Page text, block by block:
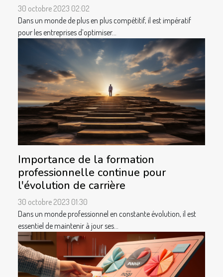
30 octobre 2023 02:02
Dans un monde de plus en plus compétitif, il est impératif
pour les entreprises d’optimiser...
Importance de la formation
professionnelle continue pour
l'évolution de carrière
30 octobre 2023 01:30
Dans un monde professionnel en constante évolution, il est
essentiel de maintenir à jour ses...